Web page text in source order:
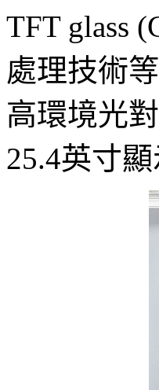
TFT glass
處理技術
高環境光
25.4英寸